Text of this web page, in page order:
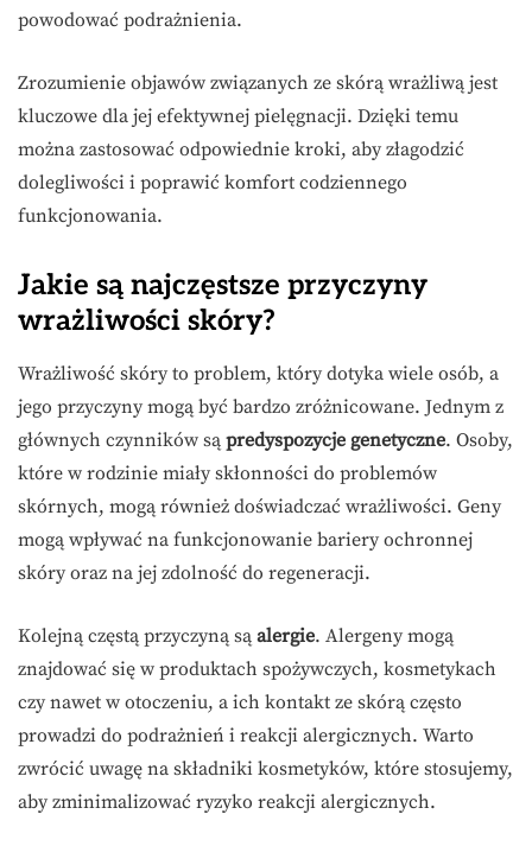
powodować podrażnienia.
Zrozumienie objawów związanych ze skórą wrażliwą jest
kluczowe dla jej efektywnej pielęgnacji. Dzięki temu
można zastosować odpowiednie kroki, aby złagodzić
dolegliwości i poprawić komfort codziennego
funkcjonowania.
Jakie są najczęstsze przyczyny
wrażliwości skóry?
Wrażliwość skóry to problem, który dotyka wiele osób, a
jego przyczyny mogą być bardzo zróżnicowane. Jednym z
głównych czynników są predyspozycje genetyczne. Osoby,
które w rodzinie miały skłonności do problemów
skórnych, mogą również doświadczać wrażliwości. Geny
mogą wpływać na funkcjonowanie bariery ochronnej
skóry oraz na jej zdolność do regeneracji.
Kolejną częstą przyczyną są alergie. Alergeny mogą
znajdować się w produktach spożywczych, kosmetykach
czy nawet w otoczeniu, a ich kontakt ze skórą często
prowadzi do podrażnień i reakcji alergicznych. Warto
zwrócić uwagę na składniki kosmetyków, które stosujemy,
aby zminimalizować ryzyko reakcji alergicznych.